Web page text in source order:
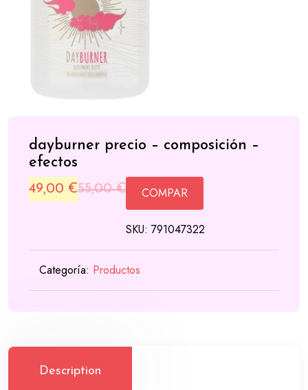
dayburner precio – composición –
efectos
55,00€Original
price
55,00 €.
49,00 €
Current
price
49,00 €.
COMPAR
SKU: 791047322
Categoría: Productos
Description